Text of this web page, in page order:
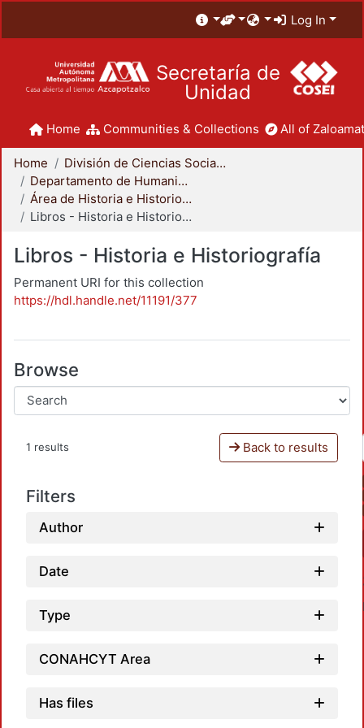
Log In
Secretaría de
Unidad
Home Communities & Collections All of
Home
División de Ciencias Sociales y Humanidades
Departamento de Humanidades
Área de Historia e Historiografía
Libros - Historia e Historiografía
Libros - Historia e Historiografía
Permanent URI for this collection
https://hdl.handle.net/11191/377
Browse
1 results Back to results
Filters
Author
Date
Type
CONAHCYT Area
Has files